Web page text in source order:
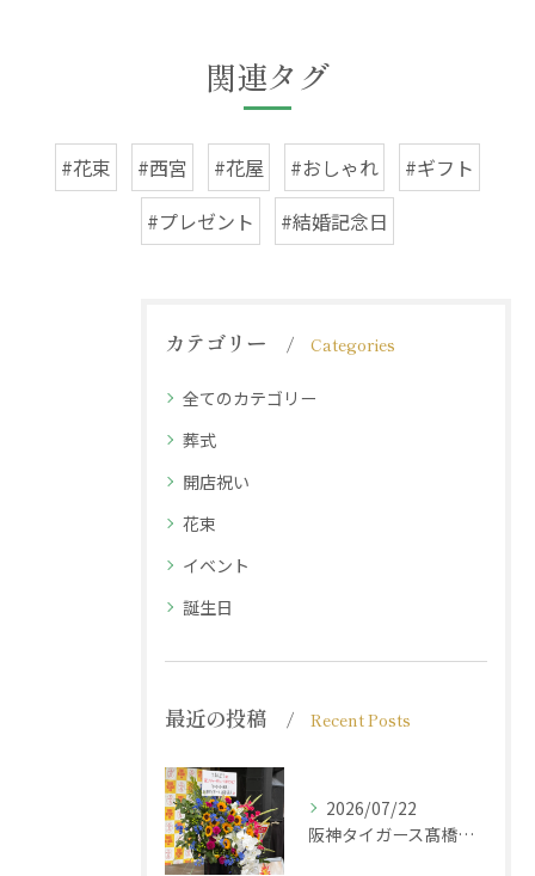
関連タグ
#花束 #西宮 #花屋 #おしゃれ
#ギフト
#プレゼント
#結婚記念日
カテゴリー Categories
全てのカテゴリー
葬式
開店祝い
花束
イベント
誕生日
最近の投稿 Recent Posts
2026/07/22
阪神タイガース髙橋遥人選手からのご注文